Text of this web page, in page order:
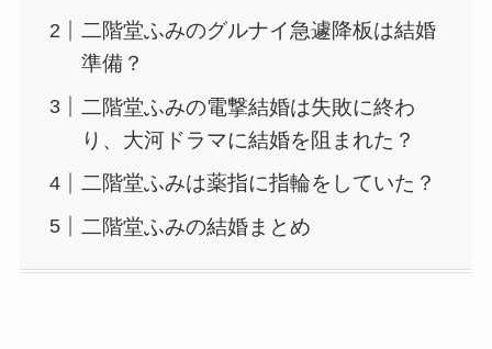
二階堂ふみのグルナイ急遽降板は結婚
準備？
二階堂ふみの電撃結婚は失敗に終わ
り、大河ドラマに結婚を阻まれた？
二階堂ふみは薬指に指輪をしていた？
二階堂ふみの結婚まとめ